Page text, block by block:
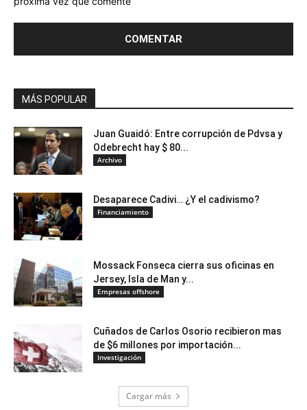
MÁS POPULAR
Juan Guaidó: Entre corrupción de Pdvsa y
Odebrecht hay $ 80...
Archivo
Desaparece Cadivi… ¿Y el cadivismo?
Financiamiento
Mossack Fonseca cierra sus oficinas en
Jersey, Isla de Man y...
Empresas offshore
Cuñados de Carlos Osorio recibieron mas
de $6 millones por importación...
Investigación
Cargar más